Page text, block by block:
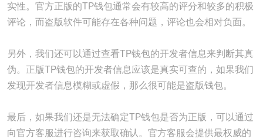
实性。官方正版的TP钱包通常会有较高的评分和较多的积极
评论，而盗版软件可能存在各种问题，评论也会相对负面。
另外，我们还可以通过查看TP钱包的开发者信息来判断其真
伪。正版TP钱包的开发者信息应该是真实可查的，如果我们
发现开发者信息模糊或虚假，那么很可能是盗版钱包。
最后，如果我们还是无法确定TP钱包是否为正版，可以通过
向官方客服进行咨询来获取确认。官方客服会提供最权威的